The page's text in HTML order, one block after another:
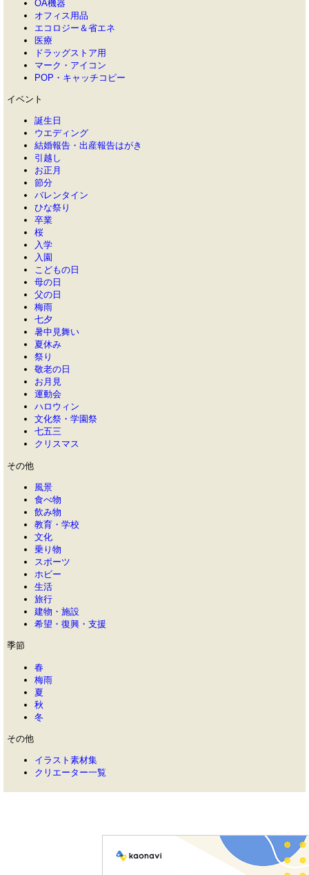
OA機器
オフィス用品
エコロジー＆省エネ
医療
ドラッグストア用
マーク・アイコン
POP・キャッチコピー
イベント
誕生日
ウエディング
結婚報告・出産報告はがき
引越し
お正月
節分
バレンタイン
ひな祭り
卒業
桜
入学
入園
こどもの日
母の日
父の日
梅雨
七夕
暑中見舞い
夏休み
祭り
敬老の日
お月見
運動会
ハロウィン
文化祭・学園祭
七五三
クリスマス
その他
風景
食べ物
飲み物
教育・学校
文化
乗り物
スポーツ
ホビー
生活
旅行
建物・施設
希望・復興・支援
季節
春
梅雨
夏
秋
冬
その他
イラスト素材集
クリエーター一覧